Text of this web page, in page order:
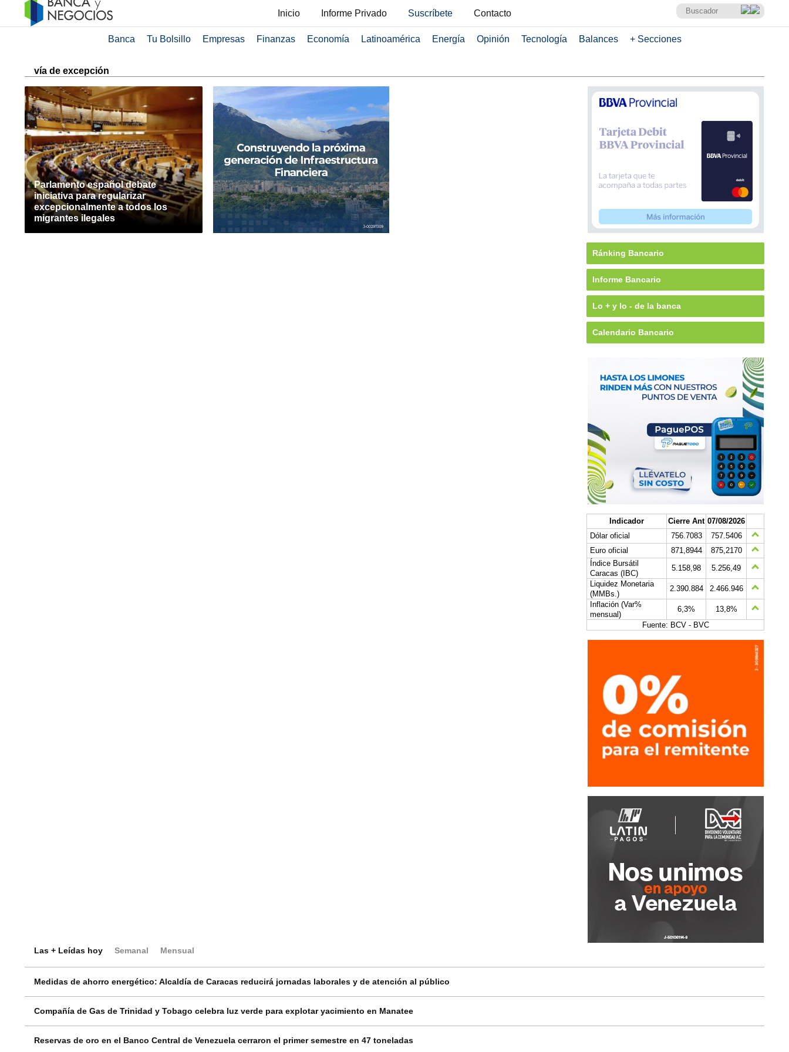
Inicio Informe Privado Suscríbete Contacto
Banca Tu Bolsillo Empresas Finanzas Economía Latinoamérica Energía Opinión Tecnología Balances + Secciones
vía de excepción
Parlamento español debate
iniciativa para regularizar
excepcionalmente a todos los
migrantes ilegales
Ránking Bancario
Informe Bancario
Lo + y lo - de la banca
Calendario Bancario
Indicador Cierre Ant 07/08/2026
Dólar oficial
756.7083
757.5406
Euro oficial
871,8944
875,2170
Índice Bursátil
Caracas (IBC)
5.158,98
5.256,49
Liquidez Monetaria
(MMBs.)
2.390.884
2.466.946
Inflación (Var%
mensual)
6,3%
13,8%
Fuente: BCV - BVC
Las + Leídas hoy Semanal Mensual
Medidas de ahorro energético: Alcaldía de Caracas reducirá jornadas laborales y de atención al público
Compañía de Gas de Trinidad y Tobago celebra luz verde para explotar yacimiento en Manatee
Reservas de oro en el Banco Central de Venezuela cerraron el primer semestre en 47 toneladas